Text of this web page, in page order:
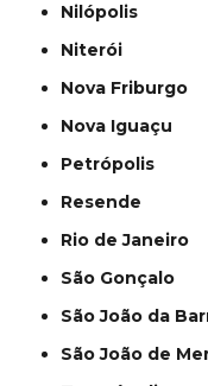
Nilópolis
Niterói
Nova Friburgo
Nova Iguaçu
Petrópolis
Resende
Rio de Janeiro
São Gonçalo
São João da
São João de